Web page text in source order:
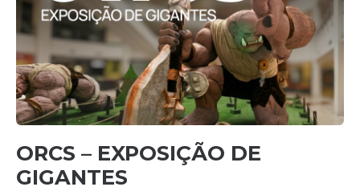
ORCS – EXPOSIÇÃO DE
GIGANTES